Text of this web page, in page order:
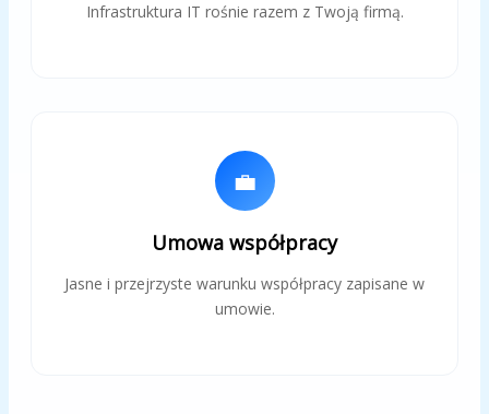
Infrastruktura IT rośnie razem z Twoją firmą.
💼
Umowa współpracy
Jasne i przejrzyste warunku współpracy zapisane w
umowie.